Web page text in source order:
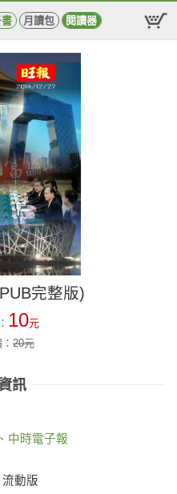
書 月讀包 閱讀器
完整版)
10元
20元
訊
中時電子報
流動版